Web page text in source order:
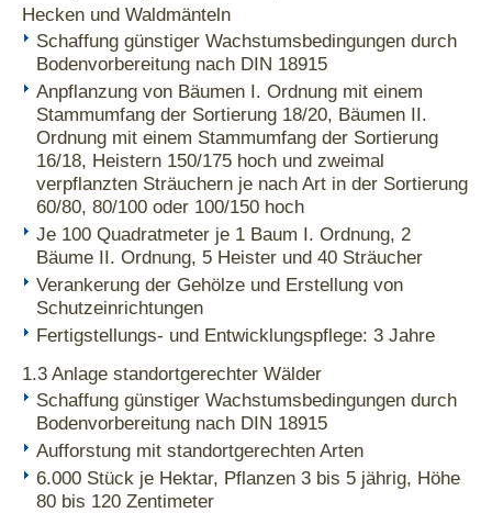
Hecken und Waldmänteln
Schaffung günstiger Wachstumsbedingungen durch
Bodenvorbereitung nach DIN 18915
Anpflanzung von Bäumen I. Ordnung mit einem
Stammumfang der Sortierung 18/20, Bäumen II.
Ordnung mit einem Stammumfang der Sortierung
16/18, Heistern 150/175 hoch und zweimal
verpflanzten Sträuchern je nach Art in der Sortierung
60/80, 80/100 oder 100/150 hoch
Je 100 Quadratmeter je 1 Baum I. Ordnung, 2
Bäume II. Ordnung, 5 Heister und 40 Sträucher
Verankerung der Gehölze und Erstellung von
Schutzeinrichtungen
Fertigstellungs- und Entwicklungspflege: 3 Jahre
1.3 Anlage standortgerechter Wälder
Schaffung günstiger Wachstumsbedingungen durch
Bodenvorbereitung nach DIN 18915
Aufforstung mit standortgerechten Arten
6.000 Stück je Hektar, Pflanzen 3 bis 5 jährig, Höhe
80 bis 120 Zentimeter